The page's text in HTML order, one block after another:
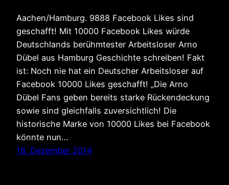
Aachen/Hamburg. 9888 Facebook Likes sind
geschafft! Mit 10000 Facebook Likes würde
Deutschlands berühmtester Arbeitsloser Arno
Dübel aus Hamburg Geschichte schreiben! Fakt
ist: Noch nie hat ein Deutscher Arbeitsloser auf
Facebook 10000 Likes geschafft! „Die Arno
Dübel Fans geben bereits starke Rückendeckung
sowie sind gleichfalls zuversichtlich! Die
historische Marke von 10000 Likes bei Facebook
könnte nun…
18. Dezember 2014